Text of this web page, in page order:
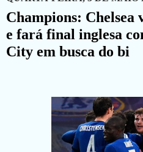
Champions: Chelsea
e fará final inglesa
City em busca do bi